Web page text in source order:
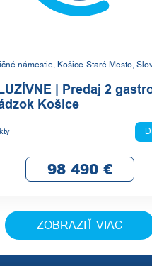
námestie, Košice-Staré Mesto,
| Predaj 2
Košice
98 490 €
ZOBRAZIŤ VIAC